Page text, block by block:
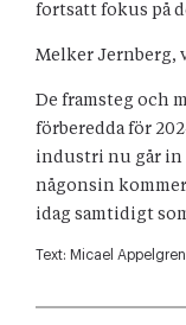
fortsatt fokus på
Melker Jernberg,
De framsteg och
förberedda för
industri nu går in
någonsin
idag samtidigt
Text: Micael Appelgren